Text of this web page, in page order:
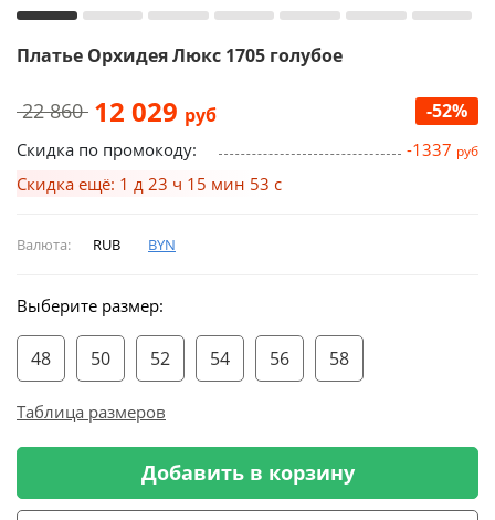
Платье Орхидея Люкс 1705 голубое
22 860 12 029 руб -52%
Скидка по промокоду: -1337 руб
Скидка ещё: 1 д 23 ч 15 мин 53 с
Валюта: RUB BYN
Выберите размер:
48 50 52 54 56 58
Таблица размеров
Добавить в корзину